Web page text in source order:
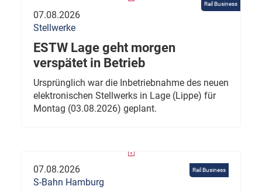
Rail Business
07.08.2026
Stellwerke
ESTW Lage geht morgen
verspätet in Betrieb
Ursprünglich war die Inbetriebnahme des neuen
elektronischen Stellwerks in Lage (Lippe) für
Montag (03.08.2026) geplant.
Rail Business
07.08.2026
S-Bahn Hamburg